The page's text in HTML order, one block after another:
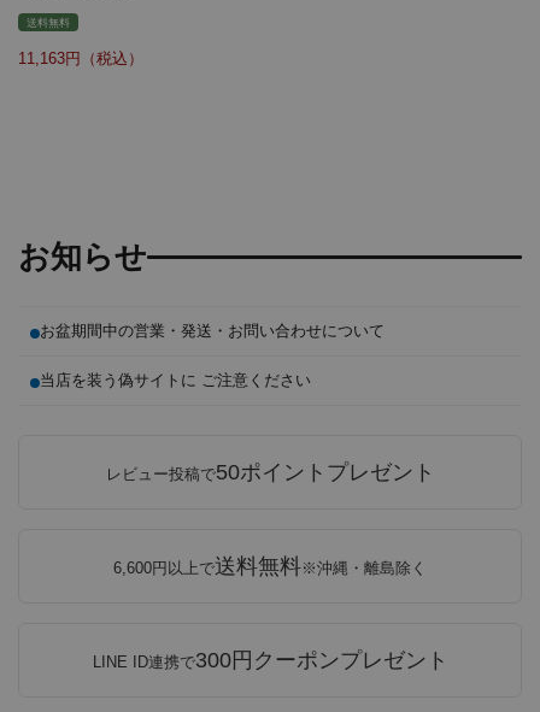
送料無料
11,163
お知らせ
お盆期間中の営業・発送・お問い合わせについて
当店を装う偽サイトに ご注意ください
レビュー投稿で50ポイントプレゼント
6,600円以上で送料無料※沖縄・離島除く
LINE ID連携で300円クーポンプレゼント